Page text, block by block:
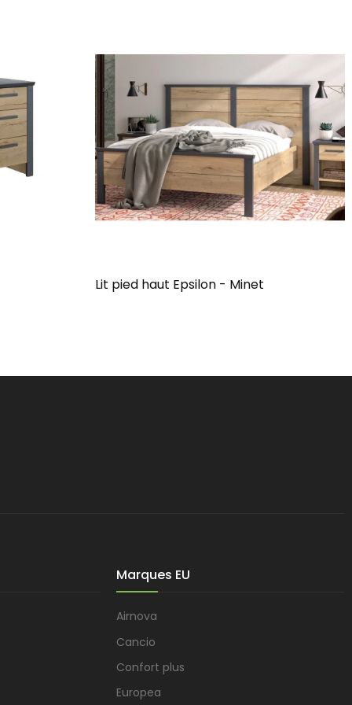
Lit pied haut Epsilon - Minet
Marques EU
Airnova
Cancio
Confort plus
Europea